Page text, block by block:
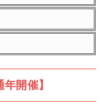
開催】